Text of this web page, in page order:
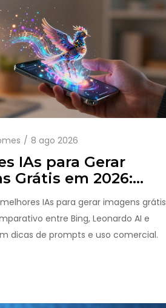
8 ago 2026
IAs para Gerar
Grátis em 2026:
IAs para gerar imagens grátis
entre Bing, Leonardo AI e
dicas de prompts e uso comercial.